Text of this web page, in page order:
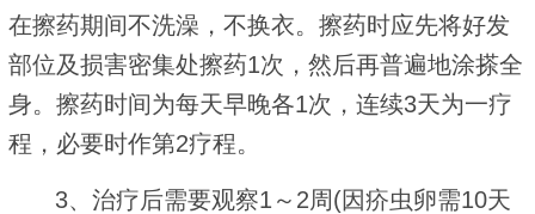
在擦药期间不洗澡，不换衣。擦药时应先将好发
部位及损害密集处擦药1次，然后再普遍地涂搽全
身。擦药时间为每天早晚各1次，连续3天为一疗
程，必要时作第2疗程。
3、治疗后需要观察1～2周(因疥虫卵需10天